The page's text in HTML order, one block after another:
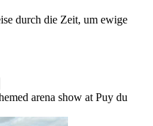
durch die Zeit, um ewige
arena show at Puy du